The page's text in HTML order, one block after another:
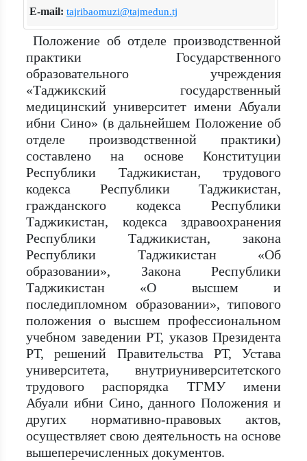
E-mail: tajribaomuzi@tajmedun.tj
Положение об отделе производственной
практики Государственного
образовательного учреждения
«Таджикский государственный
медицинский университет имени Абуали
ибни Сино» (в дальнейшем Положение об
отделе производственной практики)
составлено на основе Конституции
Республики Таджикистан, трудового
кодекса Республики Таджикистан,
гражданского кодекса Республики
Таджикистан, кодекса здравоохранения
Республики Таджикистан, закона
Республики Таджикистан «Об
образовании», Закона Республики
Таджикистан «О высшем и
последипломном образовании», типового
положения о высшем профессиональном
учебном заведении РТ, указов Президента
РТ, решений Правительства РТ, Устава
университета, внутриуниверситетского
трудового распорядка ТГМУ имени
Абуали ибни Сино, данного Положения и
других нормативно-правовых актов,
осуществляет свою деятельность на основе
вышеперечисленных документов.